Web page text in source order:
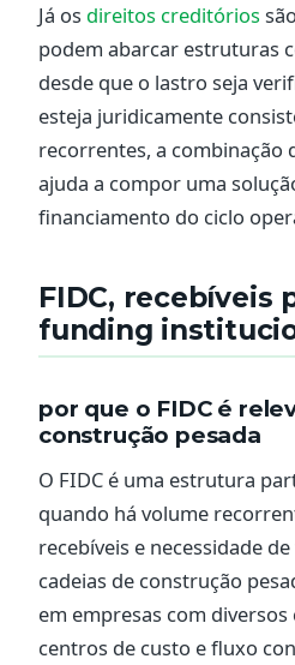
Já os direitos creditórios
podem abarcar estruturas
desde que o lastro seja
esteja juridicamente
recorrentes, a combinação
ajuda a compor uma
financiamento do ciclo
FIDC, recebíveis
funding
por que o FIDC é
construção pesada
O FIDC é uma estrutura
quando há volume
recebíveis e necessidade
cadeias de construção
em empresas com
centros de custo e fluxo